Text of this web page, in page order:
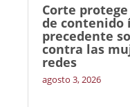
Corte
de
precedente
contra las
redes
agosto 3, 2026